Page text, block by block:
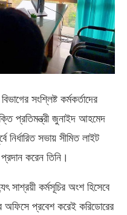
সংশ্লিষ্ট কর্মকর্তাদের
প্রতিমন্ত্রী জুনাইদ আহমেদ
সভায় সীমিত লাইট
প্রদান করেন তিনি।
সাশ্রয়ী কর্মসূচির অংশ হিসেবে
প্রবেশ করেই করিডোরের